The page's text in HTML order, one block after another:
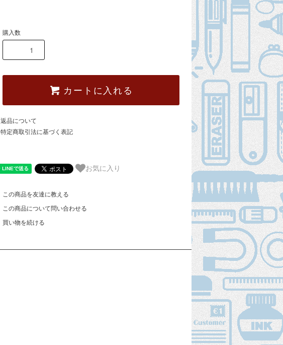
購入数
カートに入れる
返品について
特定商取引法に基づく表記
お気に入り
この商品を友達に教える
この商品について問い合わせる
買い物を続ける